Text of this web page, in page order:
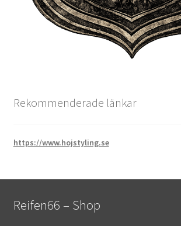
Rekommenderade länkar
https://www.hojstyling.se
Reifen66 – Shop